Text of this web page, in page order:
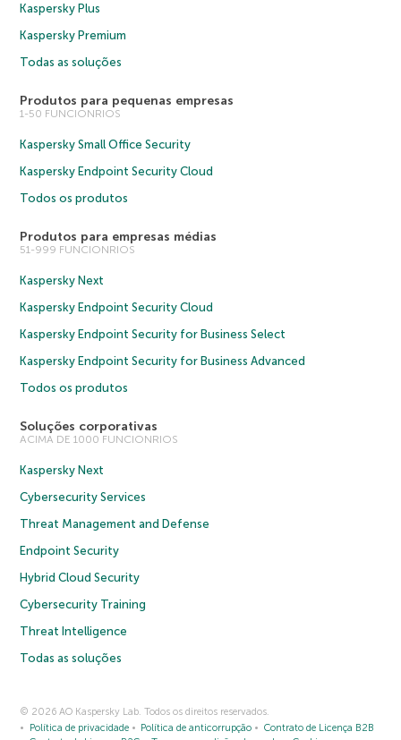
Kaspersky Plus
Kaspersky Premium
Todas as soluções
Produtos para pequenas empresas
1-50 FUNCIONRIOS
Kaspersky Small Office Security
Kaspersky Endpoint Security Cloud
Todos os produtos
Produtos para empresas médias
51-999 FUNCIONRIOS
Kaspersky Next
Kaspersky Endpoint Security Cloud
Kaspersky Endpoint Security for Business Select
Kaspersky Endpoint Security for Business Advanced
Todos os produtos
Soluções corporativas
ACIMA DE 1000 FUNCIONRIOS
Kaspersky Next
Cybersecurity Services
Threat Management and Defense
Endpoint Security
Hybrid Cloud Security
Cybersecurity Training
Threat Intelligence
Todas as soluções
© 2026 AO Kaspersky Lab. Todos os direitos reservados.
Política de privacidade
Política de anticorrupção
Contrato de Licença B2B